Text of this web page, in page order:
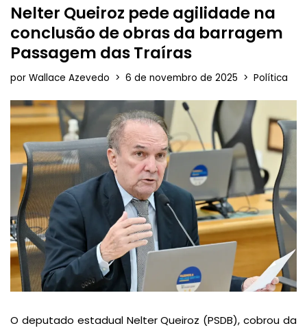
Nelter Queiroz pede agilidade na
conclusão de obras da barragem
Passagem das Traíras
por Wallace Azevedo 6 de novembro de 2025 Política
O deputado estadual Nelter Queiroz (PSDB), cobrou da